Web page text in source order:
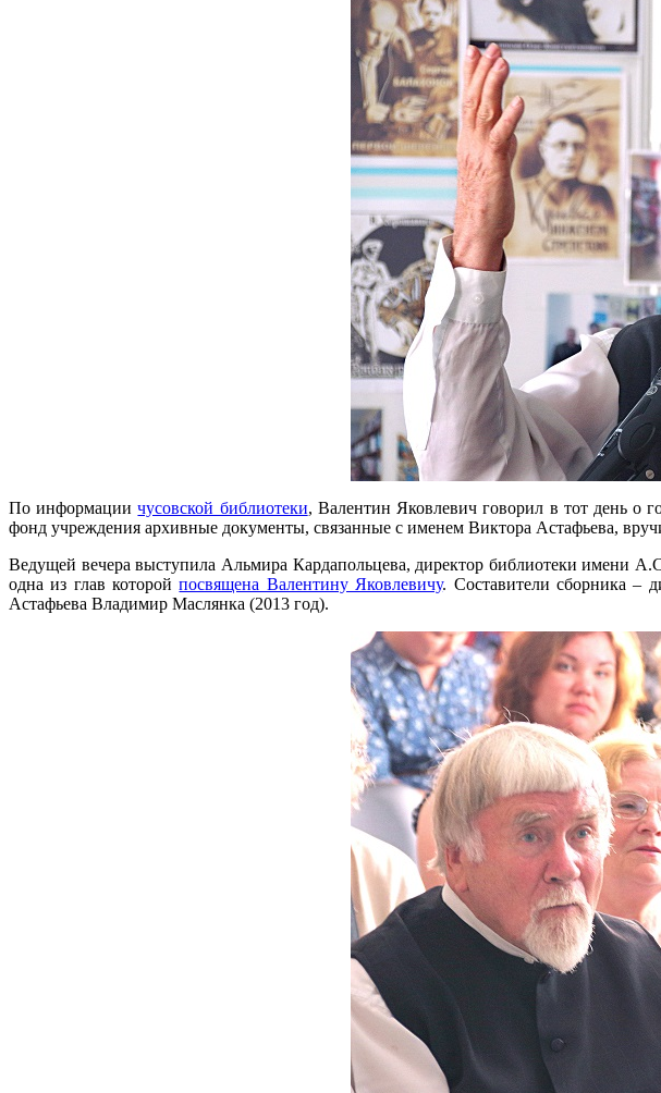
По информациичусовской библиотеки, Валентин Яковлевич говорил в тот день о
фонд учреждения архивные документы, связанные с именем Виктора Астафьева,
Ведущей вечера выступила Альмира Кардапольцева, директор библиотеки имени
одна из глав которойпосвящена Валентину Яковлевичу. Составители сборника –
Астафьева Владимир Маслянка (2013 год).